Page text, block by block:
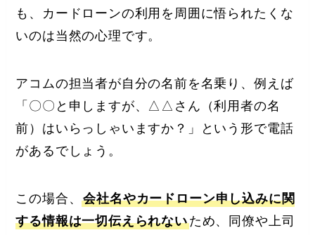
も、カードローンの利用を周囲に悟られたくな
いのは当然の心理です。
アコムの担当者が自分の名前を名乗り、例えば
「〇〇と申しますが、△△さん（利用者の名
前）はいらっしゃいますか？」という形で電話
があるでしょう。
この場合、会社名やカードローン申し込みに関
する情報は一切伝えられないため、同僚や上司